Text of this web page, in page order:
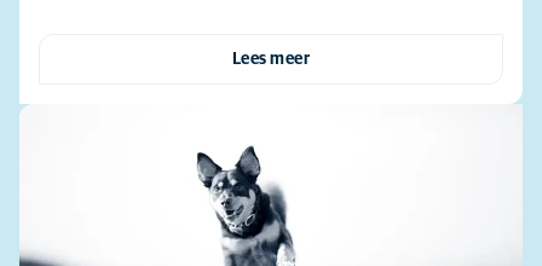
Lees meer